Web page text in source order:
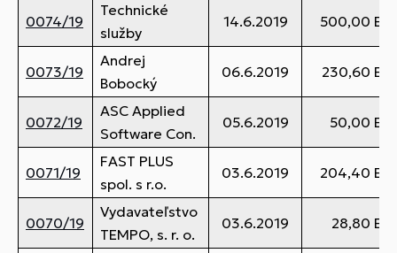
0074/19
Technické
služby
14.6.2019 500,00
0073/19
Andrej
Bobocký
06.6.2019 230,60
0072/19
ASC Applied
Software Con.
05.6.2019 50,00
0071/19
FAST PLUS
spol. s r.o.
03.6.2019 204,40
0070/19
Vydavateľstvo
TEMPO, s. r. o.
03.6.2019 28,80